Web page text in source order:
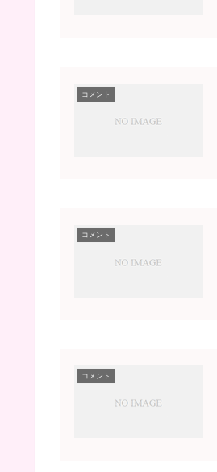
コメント
コメント
コメント